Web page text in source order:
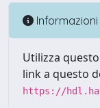
Informazioni
Utilizza
link a questo
https://